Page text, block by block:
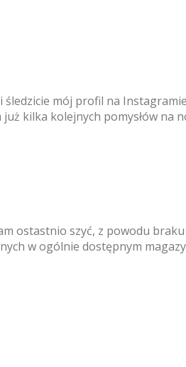
mój profil na
kilka kolejnych pomysłów na
ostastnio szyć, z powodu
w ogólnie dostępnym